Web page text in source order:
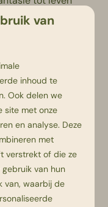
tijd beleven en
Jan Hagedoorn.
van
inhoud te
Ook delen we
site met onze
en analyse. Deze
met
verstrekt of die ze
van hun
van, waarbij de